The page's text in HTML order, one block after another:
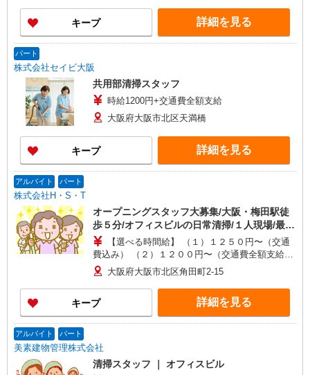
キープ 詳細を見る
パート
株式会社セイビ大阪
共用部清掃スタッフ
時給1200円+交通費全額支給
大阪府大阪市北区天満橋
キープ 詳細を見る
アルバイト パート
株式会社H・S・T
オープニングスタッフ大募集/大阪・梅田駅徒
歩５分/オフィスビルの日常清掃/１人現場/最長
８２歳まで働ける/日祝休み
【選べる時間給】 （１）１２５０円〜（交通
費込み） （２）１２００円〜（交通費全額支給）
※（１）（２）から希望をお知らせください。 ※
試用期間3か月あり(同条件)
大阪府大阪市北区角田町2-15
キープ 詳細を見る
アルバイト パート
美素建物管理株式会社
清掃スタッフ ｜ オフィスビル